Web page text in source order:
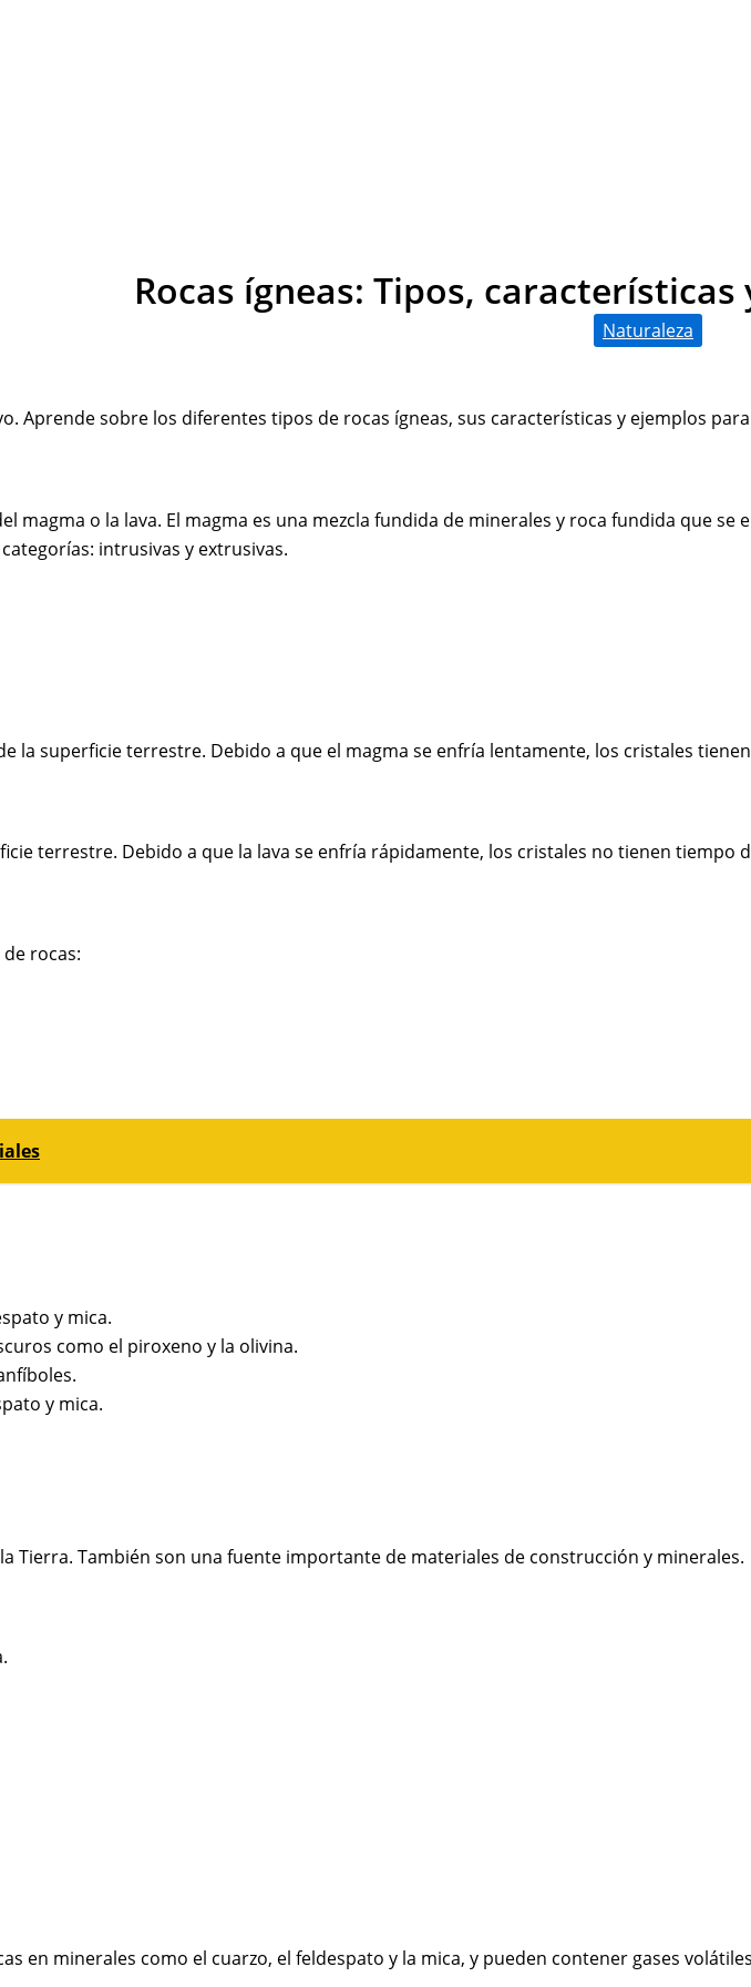
Rocas ígneas: Tipos,
Naturaleza
Aprende sobre los diferentes tipos de rocas ígneas, sus características y ejemplos
o la lava. El magma es una mezcla fundida de minerales y roca fundida que
intrusivas y extrusivas.
la superficie terrestre. Debido a que el magma se enfría lentamente, los cristales
terrestre. Debido a que la lava se enfría rápidamente, los cristales no tienen
rocas:
y mica.
como el piroxeno y la olivina.
y mica.
Tierra. También son una fuente importante de materiales de construcción y minerales.
en minerales como el cuarzo, el feldespato y la mica, y pueden contener gases